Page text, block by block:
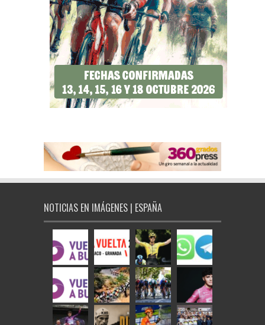
NOTICIAS EN IMÁGENES | ESPAÑA